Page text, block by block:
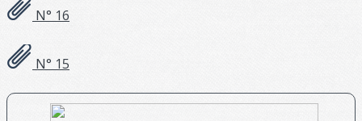
N° 16
N° 15